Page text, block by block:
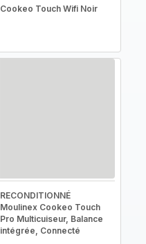
Cookeo Touch Wifi Noir
RECONDITIONNÉ
Moulinex Cookeo Touch
Pro Multicuiseur, Balance
intégrée, Connecté